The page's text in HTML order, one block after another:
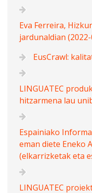
Eva Ferreira,
jardunaldian
EusCrawl:
LINGUATEC
hitzarmena lau
Espainiako
eman diete Eneko
(elkarrizketak eta
LINGUATEC